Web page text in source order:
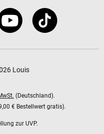
Louis
(Deutschland).
€ Bestellwert gratis).
zur UVP.